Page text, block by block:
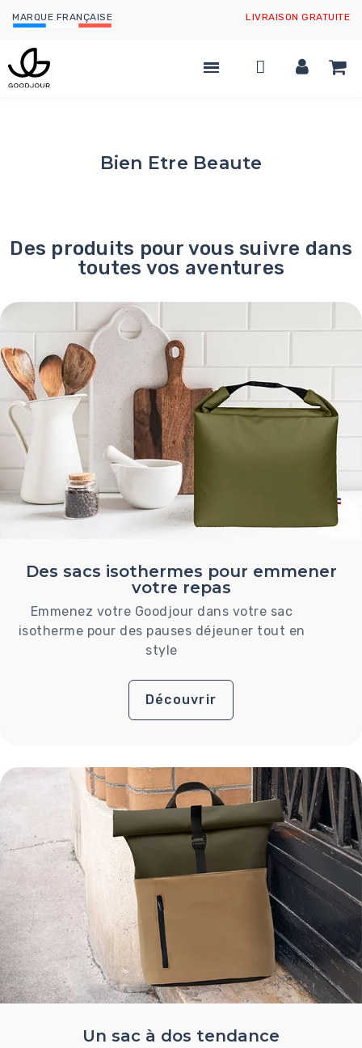
MARQUE FRANÇAISE LIVRAISON GRATUITE
Bien Etre Beaute
Des produits pour vous suivre dans
toutes vos aventures
Des sacs isothermes pour emmener
votre repas
Emmenez votre Goodjour dans votre sac
isotherme pour des pauses déjeuner tout en
style
Découvrir
Un sac à dos tendance